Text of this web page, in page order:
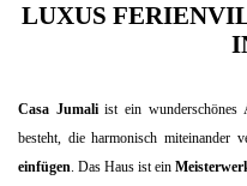
LUXUS
Casa Jumali ist ein wunderschönes
besteht, die harmonisch miteinander
einfügen. Das Haus ist ein